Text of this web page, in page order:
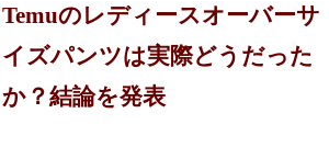
Temuのレディースオーバーサ
イズパンツは実際どうだった
か？結論を発表